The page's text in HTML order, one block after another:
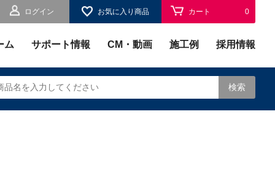
ログイン お気に入り商品 カート 0
ム サポート情報 CM・動画 施工例 採用情報
検索